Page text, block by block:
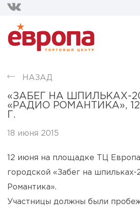
НАЗАД
«ЗАБЕГ НА ШПИЛЬКАХ-
«РАДИО РОМАНТИКА»,
Г.
18 июня 2015
12 июня на площадке ТЦ
городской «Забег на шпильках-
Романтика».
Участницы должны были